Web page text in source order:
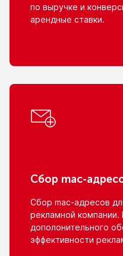
по выручке и
арендные ставки.
Сбор mac-
Сбор mac-адресов
рекламной компании.
дополонительного
эффективности